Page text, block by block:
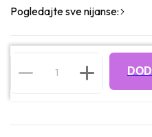
Pogledajte sve nijanse: